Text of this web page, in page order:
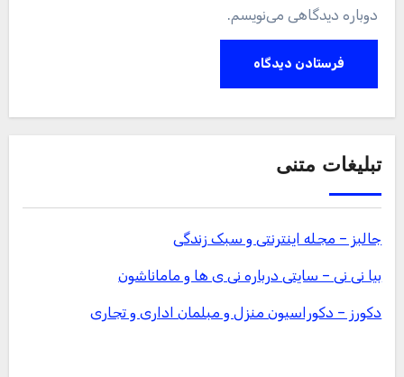
دوباره دیدگاهی می‌نویسم.
تبلیغات متنی
جالبز – مجله اینترنتی و سبک زندگی
بیا نی نی – سایتی درباره نی ی ها و ماماناشون
دکورز – دکوراسیون منزل و مبلمان اداری و تجاری